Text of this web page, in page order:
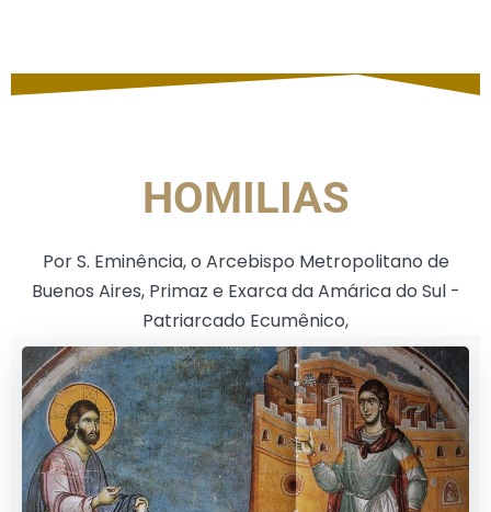
HOMILIAS
Por S. Eminência, o Arcebispo Metropolitano de
Buenos Aires, Primaz e Exarca da Amárica do Sul -
Patriarcado Ecumênico,